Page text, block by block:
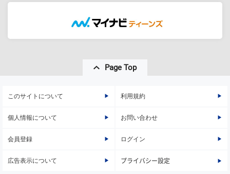
Page Top
このサイトについて 利用規約
個人情報について お問い合わせ
会員登録 ログイン
広告表示について プライバシー設定